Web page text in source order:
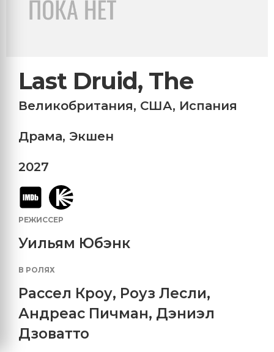
Last Druid, The
Великобритания, США, Испания
Драма, Экшен
2027
РЕЖИССЕР
Уильям Юбэнк
В РОЛЯХ
Рассел Кроу, Роуз Лесли,
Андреас Пичман, Дэниэл
Дзоватто